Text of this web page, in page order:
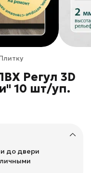
Регул 3D
10 шт/уп.
до двери